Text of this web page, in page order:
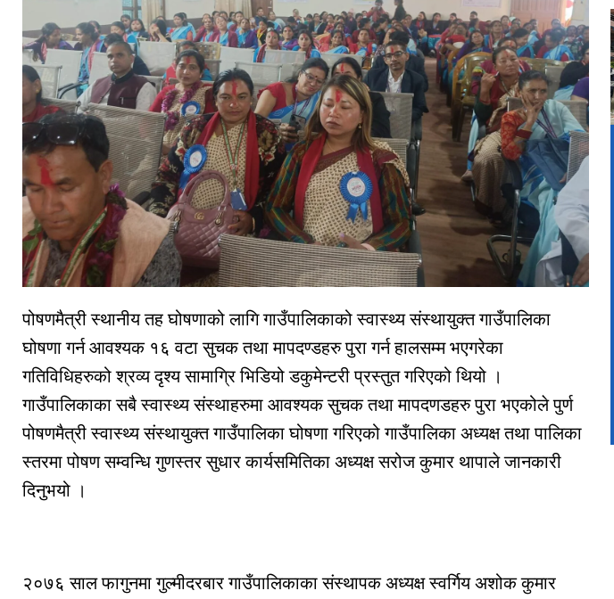
पोषणमैत्री स्थानीय तह घोषणाको लागि गाउँपालिकाको स्वास्थ्य संस्थायुक्त गाउँपालिका
घोषणा गर्न आवश्यक १६ वटा सुचक तथा मापदण्डहरु पुरा गर्न हालसम्म भएगरेका
गतिविधिहरुको श्रव्य दृश्य सामाग्रि भिडियो डकुमेन्टरी प्रस्तुत गरिएको थियो ।
गाउँपालिकाका सबै स्वास्थ्य संस्थाहरुमा आवश्यक सुचक तथा मापदणडहरु पुरा भएकोले पुर्ण
पोषणमैत्री स्वास्थ्य संस्थायुक्त गाउँपालिका घोषणा गरिएको गाउँपालिका अध्यक्ष तथा पालिका
स्तरमा पोषण सम्वन्धि गुणस्तर सुधार कार्यसमितिका अध्यक्ष सरोज कुमार थापाले जानकारी
दिनुभयो ।
२०७६ साल फागुनमा गुल्मीदरबार गाउँपालिकाका संस्थापक अध्यक्ष स्वर्गिय अशोक कुमार